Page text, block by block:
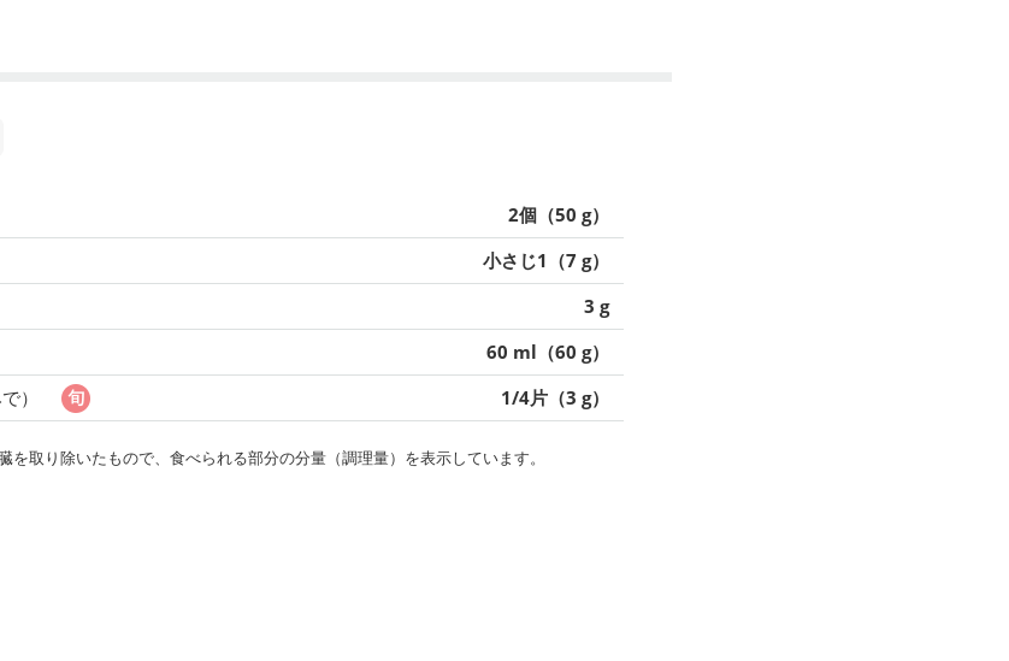
2個（50 g）
小さじ1（7 g）
3 g
60 ml（60 g）
）
1/4片（3 g）
取り除いたもので、食べられる部分の分量（調理量）を表示しています。